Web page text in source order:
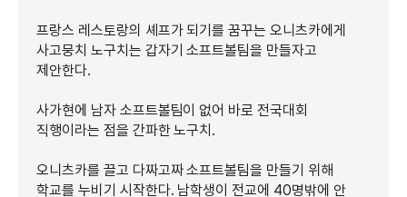
프랑스 레스토랑의 셰프가 되기를 꿈꾸는 오니츠카에게
사고뭉치 노구치는 갑자기 소프트볼팀을 만들자고
제안한다.
사가현에 남자 소프트볼팀이 없어 바로 전국대회
직행이라는 점을 간파한 노구치.
오니츠카를 끌고 다짜고짜 소프트볼팀을 만들기 위해
학교를 누비기 시작한다. 남학생이 전교에 40명밖에 안